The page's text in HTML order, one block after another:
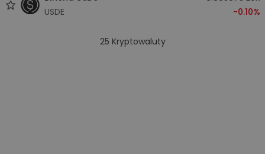
USDE
-0.10%
25 Kryptowaluty